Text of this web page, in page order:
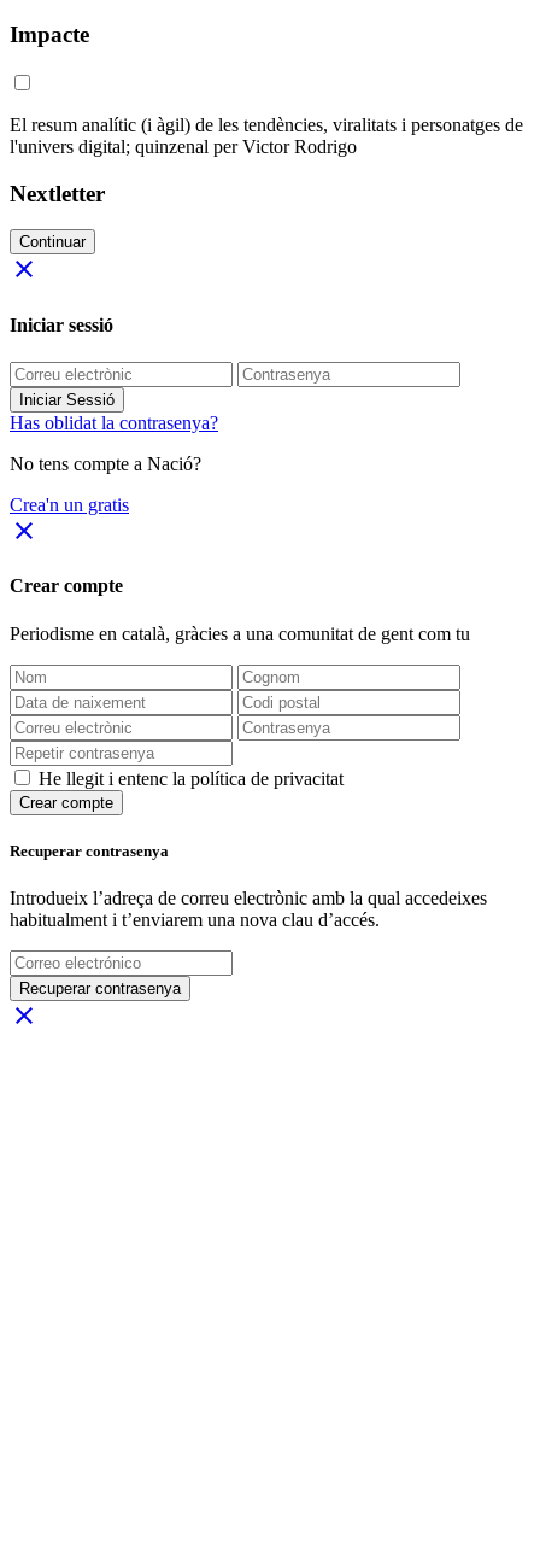
Impacte
El resum analític (i àgil) de les tendències, viralitats i personatges de
l'univers digital; quinzenal per Victor Rodrigo
Nextletter
Continuar
close
Iniciar sessió
Iniciar Sessió
Has oblidat la contrasenya?
No tens compte a Nació?
Crea'n un gratis
close
Crear compte
Periodisme en català, gràcies a una comunitat de gent com tu
He llegit i entenc la política de privacitat
Crear compte
Recuperar contrasenya
Introdueix l’adreça de correu electrònic amb la qual accedeixes
habitualment i t’enviarem una nova clau d’accés.
Recuperar contrasenya
close